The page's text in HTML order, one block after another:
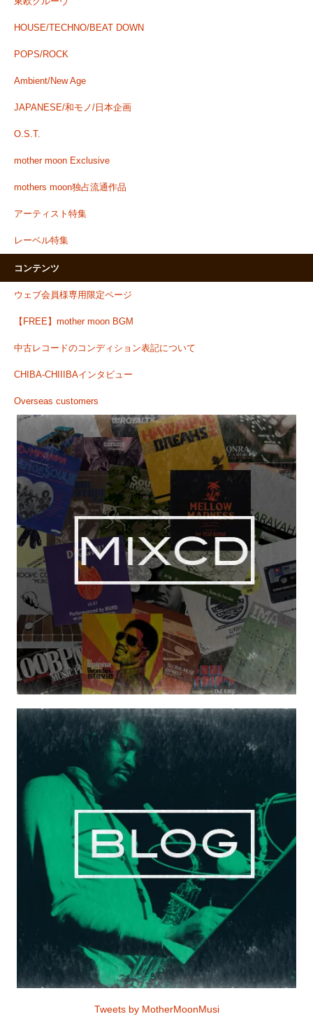
HOUSE/TECHNO/BEAT DOWN
POPS/ROCK
Ambient/New Age
JAPANESE/和モノ/日本企画
O.S.T.
mother moon Exclusive
mothers moon独占流通作品
アーティスト特集
レーベル特集
コンテンツ
ウェブ会員様専用限定ページ
【FREE】mother moon BGM
中古レコードのコンディション表記について
CHIBA-CHIIIBAインタビュー
Overseas customers
Tweets by MotherMoonMusi